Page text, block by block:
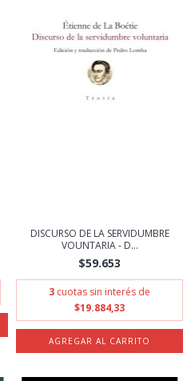
DISCURSO DE LA SERVIDUMBRE
VOUNTARIA - D...
$59.653
3 cuotas sin interés de
$19.884,33